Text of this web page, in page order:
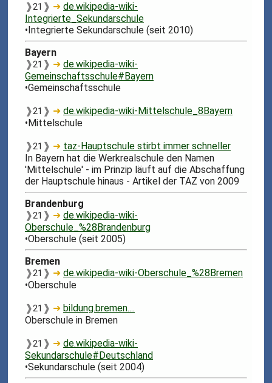
❱21 ❱ ➜de.wikipedia-wiki-
Integrierte_Sekundarschule
•Integrierte Sekundarschule (seit 2010)
Bayern
❱21 ❱ ➜de.wikipedia-wiki-
Gemeinschaftsschule#Bayern
•Gemeinschaftsschule
❱21 ❱ ➜de.wikipedia-wiki-Mittelschule_8Bayern
•Mittelschule
❱21 ❱ ➜ taz-Hauptschule stirbt immer schneller
In Bayern hat die Werkrealschule den Namen
'Mittelschule' - im Prinzip läuft auf die Abschaffung
der Hauptschule hinaus - Artikel der TAZ von 2009
Brandenburg
❱21 ❱ ➜de.wikipedia-wiki-
Oberschule_%28Brandenburg
•Oberschule (seit 2005)
Bremen
❱21 ❱ ➜de.wikipedia-wiki-Oberschule_%28Bremen
•Oberschule
❱21 ❱ ➜bildung.bremen....
Oberschule in Bremen
❱21 ❱ ➜de.wikipedia-wiki-
Sekundarschule#Deutschland
•Sekundarschule (seit 2004)